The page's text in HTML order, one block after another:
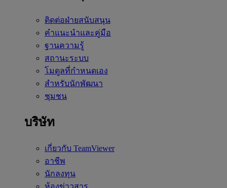
ติดต่อฝ่ายสนับสนุน
คำแนะนำและคู่มือ
ฐานความรู้
สถานะระบบ
โมดูลที่กำหนดเอง
สำหรับนักพัฒนา
ชุมชน
บริษัท
เกี่ยวกับ TeamViewer
อาชีพ
นักลงทุน